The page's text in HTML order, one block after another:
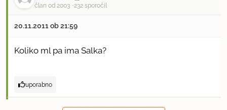
član od 2003 232 sporočil
20.11.2011 ob 21:59
Koliko ml pa ima Salka?
uporabno